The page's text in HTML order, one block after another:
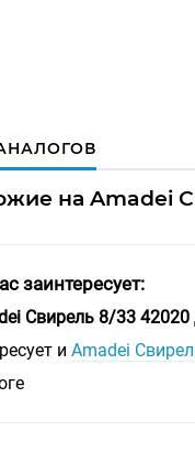
на Amadei
заинтересует:
Свирель 8/33
и Amadei